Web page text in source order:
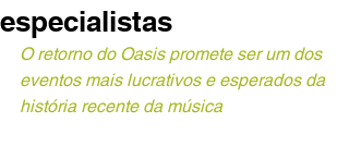
especialistas
O retorno do Oasis promete ser um dos
eventos mais lucrativos e esperados da
história recente da música